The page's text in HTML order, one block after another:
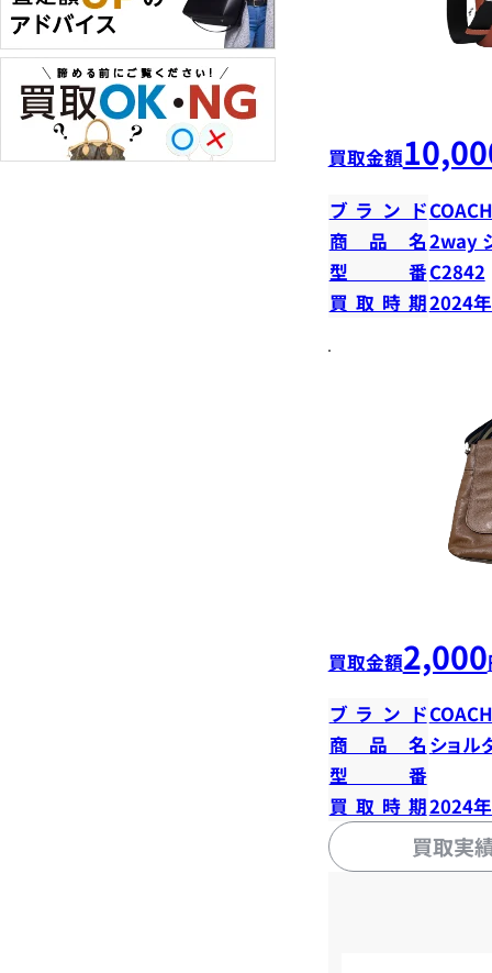
買取金額
ブランドCOACH
商品名2way
型番C2842
買取時期2024
買取金額2,000
ブランドCOACH
商品名 ショル
型番
買取時期2024
買取実